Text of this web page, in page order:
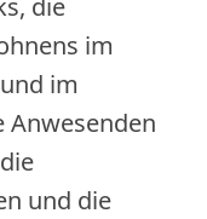
die
im
im
Anwesenden
und die